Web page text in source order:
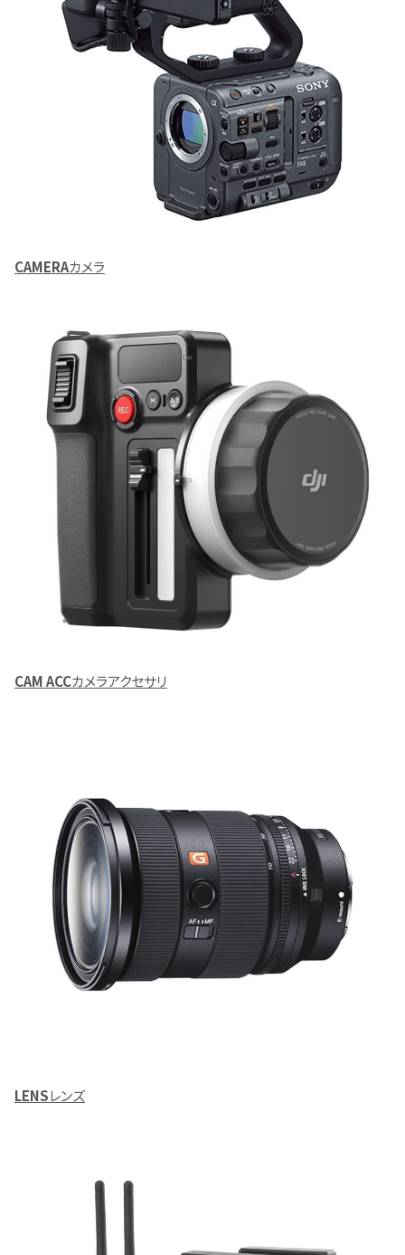
CAMERAカメラ
CAM ACCカメラアクセサリ
LENSレンズ